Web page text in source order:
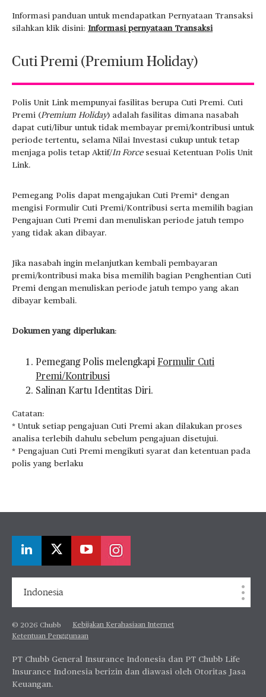
Informasi panduan untuk mendapatkan Pernyataan Transaksi
silahkan klik disini: Informasi pernyataan Transaksi
Cuti Premi (Premium Holiday)
Polis Unit Link mempunyai fasilitas berupa Cuti Premi. Cuti
Premi (Premium Holiday) adalah fasilitas dimana nasabah
dapat cuti/libur untuk tidak membayar premi/kontribusi untuk
periode tertentu, selama Nilai Investasi cukup untuk tetap
menjaga polis tetap Aktif/In Forcesesuai Ketentuan Polis Unit
Link.
Pemegang Polis dapat mengajukan Cuti Premi* dengan
mengisi Formulir Cuti Premi/Kontribusi serta memilih bagian
Pengajuan Cuti Premi dan menuliskan periode jatuh tempo
yang tidak akan dibayar.
Jika nasabah ingin melanjutkan kembali pembayaran
premi/kontribusi maka bisa memilih bagian Penghentian Cuti
Premi dengan menuliskan periode jatuh tempo yang akan
dibayar kembali.
Dokumen yang diperlukan:
Pemegang Polis melengkapi Formulir Cuti
Premi/Kontribusi
Salinan Kartu Identitas Diri.
Catatan:
* Untuk setiap pengajuan Cuti Premi akan dilakukan proses
analisa terlebih dahulu sebelum pengajuan disetujui.
* Pengajuan Cuti Premi mengikuti syarat dan ketentuan pada
polis yang berlaku
Indonesia
© 2026 Chubb
Kebijakan Kerahasiaan Internet
Ketentuan Penggunaan
PT Chubb General Insurance Indonesia dan PT Chubb Life
Insurance Indonesia berizin dan diawasi oleh Otoritas Jasa
Keuangan.